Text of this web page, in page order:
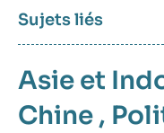
Sujets liés
Asie et
Chine ,